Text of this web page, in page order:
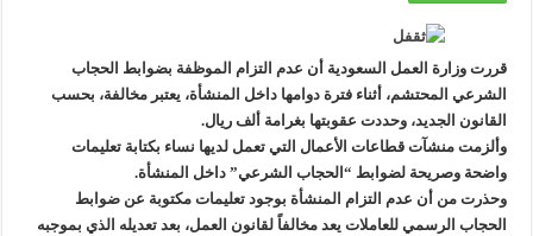
قررت وزارة العمل السعودية أن عدم التزام الموظفة بضوابط الحجاب
الشرعي المحتشم، أثناء فترة دوامها داخل المنشأة، يعتبر مخالفة، بحسب
القانون الجديد، وحددت عقوبتها بغرامة ألف ريال.
وألزمت منشآت قطاعات الأعمال التي تعمل لديها نساء بكتابة تعليمات
واضحة وصريحة لضوابط “الحجاب الشرعي” داخل المنشأة.
وحذرت من أن عدم التزام المنشأة بوجود تعليمات مكتوبة عن ضوابط
الحجاب الرسمي للعاملات يعد مخالفاً لقانون العمل، بعد تعديله الذي بموجبه